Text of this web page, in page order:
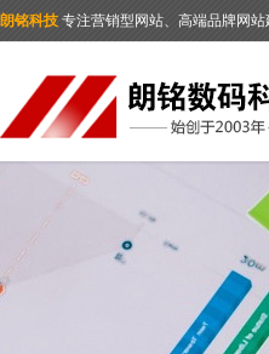
朗铭科技 专注营销型网站、高端品牌网站